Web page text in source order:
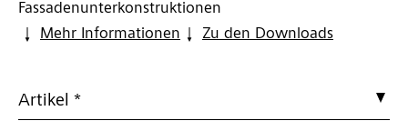
Fassadenunterkonstruktionen
Mehr Informationen
Zu den Downloads
Artikel *